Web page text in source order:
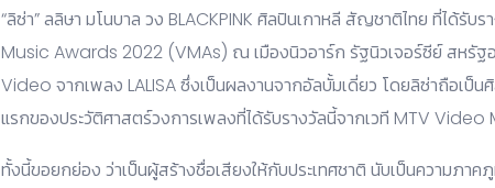
“ลิซ่า” ลลิษา มโนบาล วง BLACKPINK ศิลปินเกาหลี สัญชาติไทย ที่ได้รับ
Music Awards 2022 (VMAs) ณ เมืองนิวอาร์ก รัฐนิวเจอร์ซีย์ สหรัฐ
Video จากเพลง LALISA ซึ่งเป็นผลงานจากอัลบั้มเดี่ยว โดยลิซ่าถือเป็
แรกของประวัติศาสตร์วงการเพลงที่ได้รับรางวัลนี้จากเวที MTV
ทั้งนี้ขอยกย่อง ว่าเป็นผู้สร้างชื่อเสียงให้กับประเทศชาติ นับเป็นความภาค